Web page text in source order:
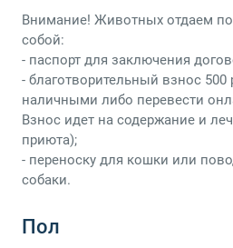
Внимание! Животных отдаем по
собой:
- паспорт для заключения
- благотворительный взнос
наличными либо перевести
Взнос идет на содержание и
приюта);
- переноску для кошки или
собаки.
Пол